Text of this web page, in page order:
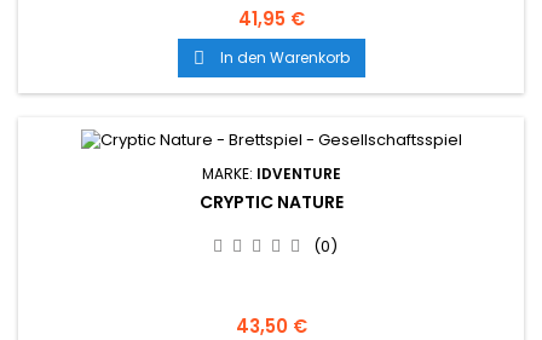
41,95 €
 In den Warenkorb
MARKE: IDVENTURE
CRYPTIC NATURE
(0)
43,50 €